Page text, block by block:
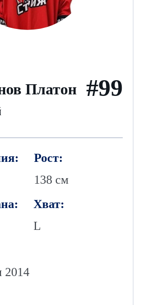
Платон #99
Рост:
138 см
Хват:
L